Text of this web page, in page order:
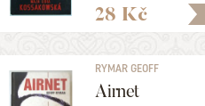
28 Kč
RYMAR GEOFF
Airnet